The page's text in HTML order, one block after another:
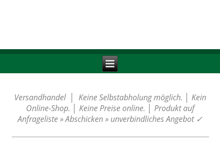
Versandhandel │ Keine Selbstabholung möglich. │ Kein
Online-Shop. │ Keine Preise online. │ Produkt auf
Anfrageliste » Abschicken » unverbindliches Angebot ✓